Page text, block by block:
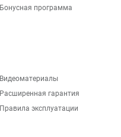
Бонусная программа
Видеоматериалы
Расширенная гарантия
Правила эксплуатации